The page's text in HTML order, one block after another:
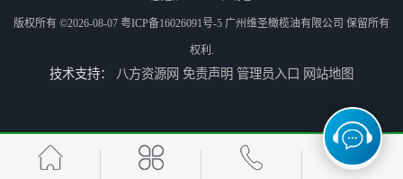
精炼橄榄油 食用橄榄油
版权所有 ©2026-08-07 粤ICP备16026091号-5 广州维圣橄榄油有限公司 保留所有
权利.
技术支持： 八方资源网 免责声明 管理员入口 网站地图